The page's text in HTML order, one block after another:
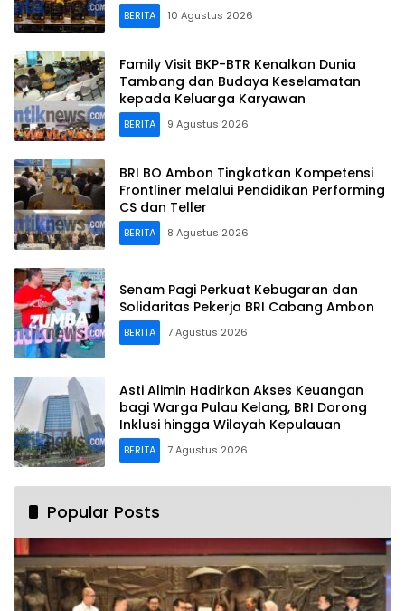
BERITA 10 Agustus 2026
Family Visit BKP-BTR Kenalkan Dunia
Tambang dan Budaya Keselamatan
kepada Keluarga Karyawan
BERITA 9 Agustus 2026
BRI BO Ambon Tingkatkan Kompetensi
Frontliner melalui Pendidikan Performing
CS dan Teller
BERITA 8 Agustus 2026
Senam Pagi Perkuat Kebugaran dan
Solidaritas Pekerja BRI Cabang Ambon
BERITA 7 Agustus 2026
Asti Alimin Hadirkan Akses Keuangan
bagi Warga Pulau Kelang, BRI Dorong
Inklusi hingga Wilayah Kepulauan
BERITA 7 Agustus 2026
Popular Posts